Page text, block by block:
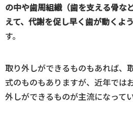
の中や歯周組織（歯を支える骨な
えて、代謝を促し早く歯が動くよ
す。
取り外しができるものもあれば、
式のものもありますが、近年では
外しができるものが主流になってい